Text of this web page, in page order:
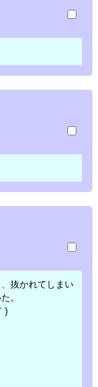
抜かれてしまい
。
)